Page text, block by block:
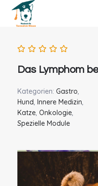
Das Lymphom
Kategorien: Gastro,
Hund, Innere Medizin,
Katze, Onkologie,
Spezielle Module